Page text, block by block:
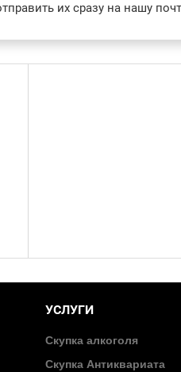
их сразу на нашу
УСЛУГИ
Скупка алкоголя
Скупка Антиквариата